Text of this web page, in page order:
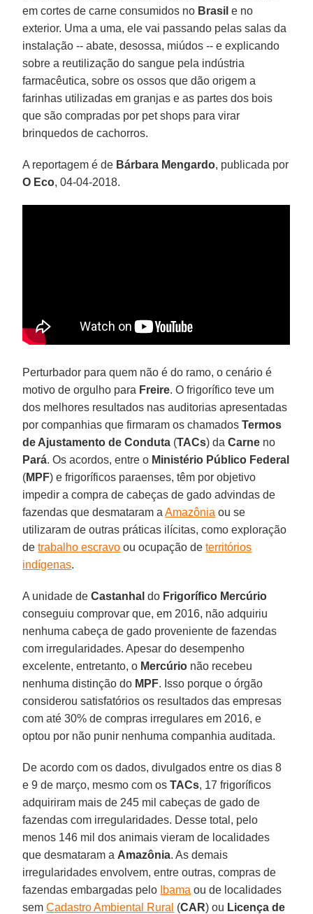
em cortes de carne consumidos no Brasil e no
exterior. Uma a uma, ele vai passando pelas salas da
instalação -- abate, desossa, miúdos -- e explicando
sobre a reutilização do sangue pela indústria
farmacêutica, sobre os ossos que dão origem a
farinhas utilizadas em granjas e as partes dos bois
que são compradas por pet shops para virar
brinquedos de cachorros.
A reportagem é de Bárbara Mengardo, publicada por
O Eco, 04-04-2018.
Perturbador para quem não é do ramo, o cenário é
motivo de orgulho para Freire. O frigorífico teve um
dos melhores resultados nas auditorias apresentadas
por companhias que firmaram os chamadosTermos
de Ajustamento de Conduta (TACs) daCarne no
Pará. Os acordos, entre o Ministério Público Federal
(MPF) e frigoríficos paraenses, têm por objetivo
impedir a compra de cabeças de gado advindas de
fazendas que desmataram aAmazônia ou se
utilizaram de outras práticas ilícitas, como exploração
detrabalho escravo ou ocupação deterritórios
indígenas.
A unidade deCastanhal do Frigorífico Mercúrio
conseguiu comprovar que, em 2016, não adquiriu
nenhuma cabeça de gado proveniente de fazendas
com irregularidades. Apesar do desempenho
excelente, entretanto, o Mercúrio não recebeu
nenhuma distinção do MPF. Isso porque o órgão
considerou satisfatórios os resultados das empresas
com até 30% de compras irregulares em 2016, e
optou por não punir nenhuma companhia auditada.
De acordo com os dados, divulgados entre os dias 8
e 9 de março, mesmo com osTACs, 17 frigoríficos
adquiriram mais de 245 mil cabeças de gado de
fazendas com irregularidades. Desse total, pelo
menos 146 mil dos animais vieram de localidades
que desmataram a Amazônia. As demais
irregularidades envolvem, entre outras, compras de
fazendas embargadas pelo Ibama ou de localidades
semCadastro Ambiental Rural (CAR) ou Licença de